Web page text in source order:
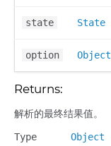
state State
option Object
Returns:
解析的最终结果值。
Type Object